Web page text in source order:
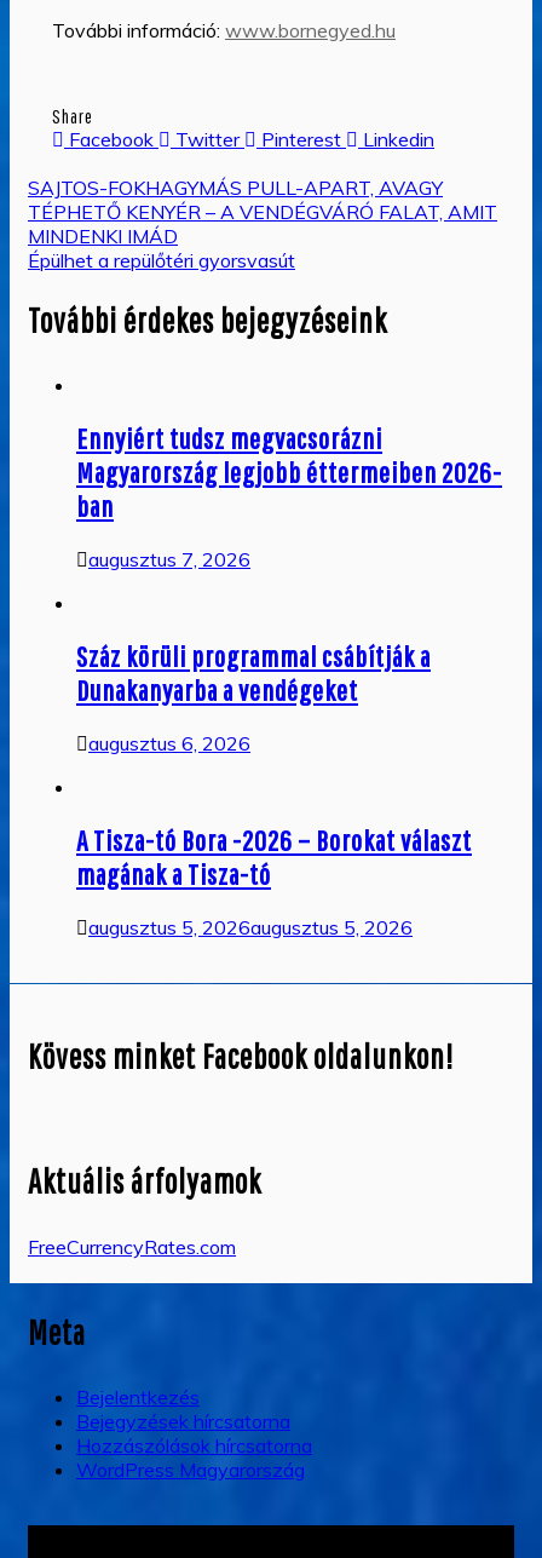
További információ: www.bornegyed.hu
Share
Facebook Twitter Pinterest Linkedin
Bejegyzés
navigáció
SAJTOS-FOKHAGYMÁS PULL-APART, AVAGY
TÉPHETŐ KENYÉR – A VENDÉGVÁRÓ FALAT, AMIT
MINDENKI IMÁD
Épülhet a repülőtéri gyorsvasút
További érdekes bejegyzéseink
Ennyiért tudsz megvacsorázni
Magyarország legjobb éttermeiben 2026-
ban
augusztus 7, 2026
Száz körüli programmal csábítják a
Dunakanyarba a vendégeket
augusztus 6, 2026
A Tisza-tó Bora -2026 – Borokat választ
magának a Tisza-tó
augusztus 5, 2026augusztus 5, 2026
Kövess minket Facebook oldalunkon!
Aktuális árfolyamok
FreeCurrencyRates.com
Meta
Bejelentkezés
Bejegyzések hírcsatorna
Hozzászólások hírcsatorna
WordPress Magyarország